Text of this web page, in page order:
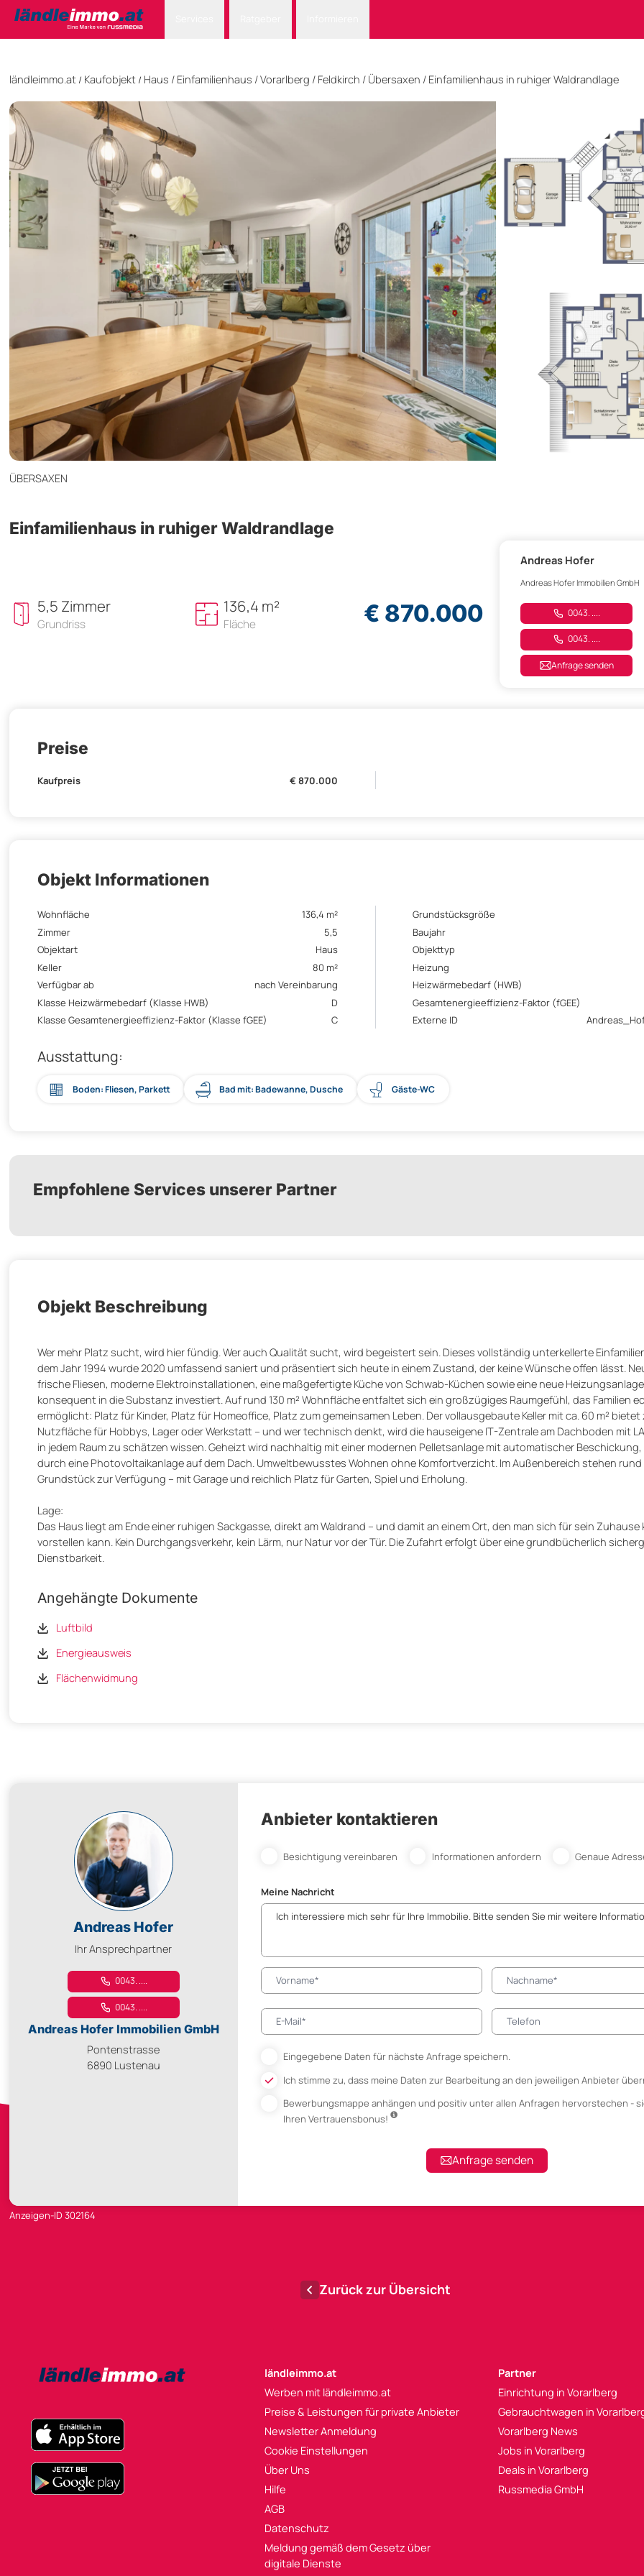
ländleimmo.at / Kaufobjekt / Haus / Einfamilienhaus /Vorarlberg / Feldkirch / Übersaxen / Einfamilienhaus in ruhiger Waldrandlage
ÜBERSAXEN
Einfamilienhaus in ruhiger Waldrandlage
5,5 Zimmer
Grundriss
136,4 m²
Fläche € 870.000
Andreas Hofer
Andreas Hofer Immobilien GmbH
0043. ....
0043. ....
Anfrage senden
Preise
Kaufpreis € 870.000
Objekt Informationen
Wohnfläche 136,4 m²
Grundstücksgröße
Zimmer
5,5
Baujahr
Objektart
Haus
Objekttyp
Keller
80 m²
Heizung
Verfügbar ab
nach Vereinbarung
Heizwärmebedarf (HWB)
Klasse Heizwärmebedarf (Klasse HWB)
D
Gesamtenergieeffizienz-Faktor (fGEE)
Klasse Gesamtenergieeffizienz-Faktor (Klasse fGEE)
C Externe ID
Ausstattung:
Boden: Fliesen, Parkett Bad mit: Badewanne, Dusche Gäste-WC
Empfohlene Services unserer Partner
Objekt Beschreibung
Wer mehr Platz sucht, wird hier fündig. Wer auch Qualität sucht, wird begeistert sein. Dieses vollständig unterkellerte
dem Jahr 1994 wurde 2020 umfassend saniert und präsentiert sich heute in einem Zustand, der keine Wünsche offen lässt.
frische Fliesen, moderne Elektroinstallationen, eine maßgefertigte Küche von Schwab-Küchen sowie eine neue
konsequent in die Substanz investiert. Auf rund 130 m² Wohnfläche entfaltet sich ein großzügiges Raumgefühl, das Familien
ermöglicht: Platz für Kinder, Platz für Homeoffice, Platz zum gemeinsamen Leben. Der vollausgebaute Keller mit ca. 60 m²
Nutzfläche für Hobbys, Lager oder Werkstatt – und wer technisch denkt, wird die hauseigene IT-Zentrale am Dachboden mit
in jedem Raum zu schätzen wissen. Geheizt wird nachhaltig mit einer modernen Pellets­anlage mit automatischer
durch eine Photovoltaikanlage auf dem Dach. Umweltbewusstes Wohnen ohne Komfortverzicht. Im Außenbereich stehen rund
Grundstück zur Verfügung – mit Garage und reichlich Platz für Garten, Spiel und Erholung.
Lage:
Das Haus liegt am Ende einer ruhigen Sackgasse, direkt am Waldrand – und damit an einem Ort, den man sich für sein Zuhause
vorstellen kann. Kein Durchgangsverkehr, kein Lärm, nur Natur vor der Tür. Die Zufahrt erfolgt über eine grundbücherlich
Dienstbarkeit.
Angehängte Dokumente
Luftbild
Energieausweis
Flächenwidmung
Andreas Hofer
Ihr Ansprechpartner
0043. ....
0043. ....
Andreas Hofer Immobilien GmbH
Pontenstrasse
6890 Lustenau
Anbieter kontaktieren
Besichtigung vereinbaren Informationen anfordern Genaue
Meine Nachricht
Eingegebene Daten für nächste Anfrage speichern.
Ich stimme zu, dass meine Daten zur Bearbeitung an den jeweiligen Anbieter
Bewerbungsmappe anhängenund positiv unter allen Anfragen hervorstechen -
Ihren Vertrauensbonus!
Anfrage senden
Anzeigen-ID 302164
Zurück zur Übersicht
ländleimmo.at
Werben mit ländleimmo.at
Preise & Leistungen für private Anbieter
Newsletter Anmeldung
Cookie Einstellungen
Über Uns
Hilfe
AGB
Datenschutz
Meldung gemäß dem Gesetz über
digitale Dienste
Partner
Einrichtung in Vorarlberg
Gebrauchtwagen in
Vorarlberg News
Jobs in Vorarlberg
Deals in Vorarlberg
Russmedia GmbH